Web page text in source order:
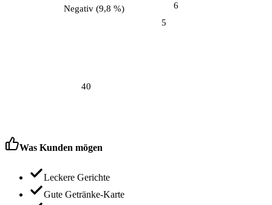
5
Negativ(9,8 %) 6
40
Was Kunden mögen
Leckere Gerichte
Gute Getränke-Karte